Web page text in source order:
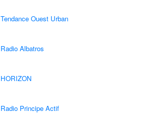
Tendance Ouest Urban
Radio Albatros
HORIZON
Radio Principe Actif